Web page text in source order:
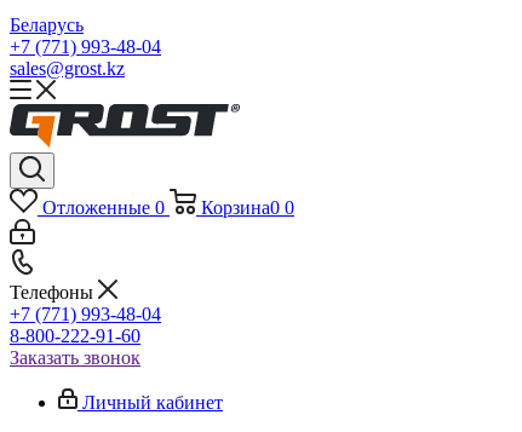
Беларусь
+7 (771) 993-48-04
sales@grost.kz
Отложенные 0 Корзина0 0
Телефоны
+7 (771) 993-48-04
8-800-222-91-60
Заказать звонок
Личный кабинет